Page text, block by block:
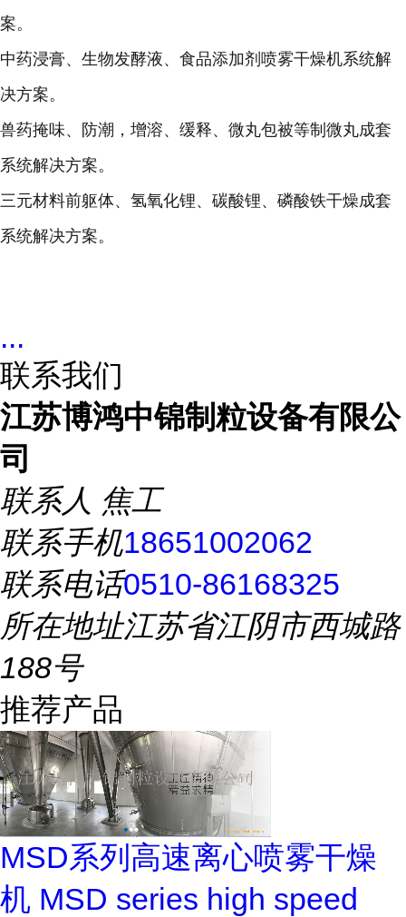
案。
中药浸膏、生物发酵液、食品添加剂喷雾干燥机系统解
决方案。
兽药掩味、防潮，增溶、缓释、微丸包被等制微丸成套
系统解决方案。
三元材料前躯体、氢氧化锂、碳酸锂、磷酸铁干燥成套
系统解决方案。
...
联系我们
江苏博鸿中锦制粒设备有限公
司
联系人 焦工
联系手机18651002062
联系电话0510-86168325
所在地址江苏省江阴市西城路
188号
推荐产品
MSD系列高速离心喷雾干燥
机 MSD series high speed